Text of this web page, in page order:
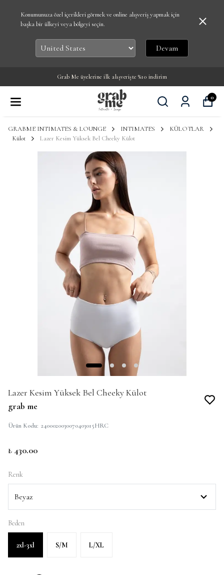
Konumunuza özel içerikleri görmek ve online alışveriş yapmak için
başka bir ülkeyi veya bölgeyi seçin.
Devam
Grab Me üyelerine ilk alışverişte %10 indirim
0
GRABME INTIMATES & LOUNGE INTIMATES
KÜLOTLAR
Külot
Lazer Kesim Yüksek Bel Cheeky Külot
Lazer Kesim Yüksek Bel Cheeky Külot
grab me
Ürün Kodu: 2400020030070403015HRC
₺ 430.00
Renk
Beden
2xl-3xl S/M L/XL